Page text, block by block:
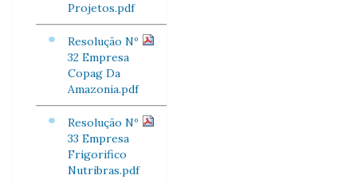
Projetos.pdf
Resolução Nº
32 Empresa
Copag Da
Amazonia.pdf
Resolução Nº
33 Empresa
Frigorifico
Nutribras.pdf